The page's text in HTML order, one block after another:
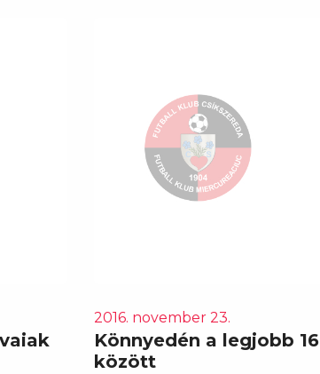
2016. november 23.
Könnyedén a legjobb 16
között